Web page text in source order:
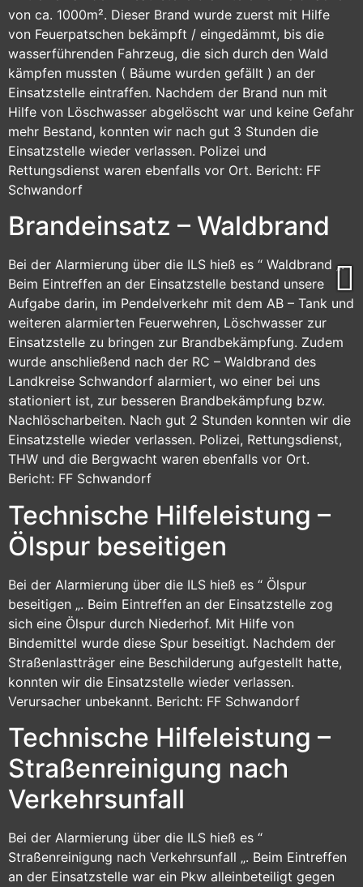
von ca. 1000m². Dieser Brand wurde zuerst mit Hilfe
von Feuerpatschen bekämpft / eingedämmt, bis die
wasserführenden Fahrzeug, die sich durch den Wald
kämpfen mussten ( Bäume wurden gefällt ) an der
Einsatzstelle eintraffen. Nachdem der Brand nun mit
Hilfe von Löschwasser abgelöscht war und keine Gefahr
mehr Bestand, konnten wir nach gut 3 Stunden die
Einsatzstelle wieder verlassen. Polizei und
Rettungsdienst waren ebenfalls vor Ort. Bericht: FF
Schwandorf
Brandeinsatz – Waldbrand
Bei der Alarmierung über die ILS hieß es “ Waldbrand „.
Beim Eintreffen an der Einsatzstelle bestand unsere
Aufgabe darin, im Pendelverkehr mit dem AB – Tank und
weiteren alarmierten Feuerwehren, Löschwasser zur
Einsatzstelle zu bringen zur Brandbekämpfung. Zudem
wurde anschließend nach der RC – Waldbrand des
Landkreise Schwandorf alarmiert, wo einer bei uns
stationiert ist, zur besseren Brandbekämpfung bzw.
Nachlöscharbeiten. Nach gut 2 Stunden konnten wir die
Einsatzstelle wieder verlassen. Polizei, Rettungsdienst,
THW und die Bergwacht waren ebenfalls vor Ort.
Bericht: FF Schwandorf
Technische Hilfeleistung –
Ölspur beseitigen
Bei der Alarmierung über die ILS hieß es “ Ölspur
beseitigen „. Beim Eintreffen an der Einsatzstelle zog
sich eine Ölspur durch Niederhof. Mit Hilfe von
Bindemittel wurde diese Spur beseitigt. Nachdem der
Straßenlastträger eine Beschilderung aufgestellt hatte,
konnten wir die Einsatzstelle wieder verlassen.
Verursacher unbekannt. Bericht: FF Schwandorf
Technische Hilfeleistung –
Straßenreinigung nach
Verkehrsunfall
Bei der Alarmierung über die ILS hieß es “
Straßenreinigung nach Verkehrsunfall „. Beim Eintreffen
an der Einsatzstelle war ein Pkw alleinbeteiligt gegen